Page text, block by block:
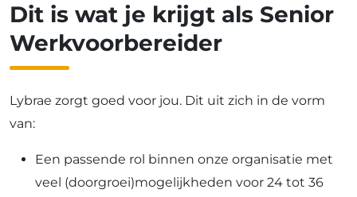
Dit is wat je krijgt als Senior
Werkvoorbereider
Lybrae zorgt goed voor jou. Dit uit zich in de vorm
van:
Een passende rol binnen onze organisatie met
veel (doorgroei)mogelijkheden voor 24 tot 36